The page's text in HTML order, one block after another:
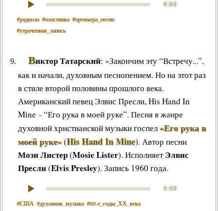
0:00
#радиола #пластинка #премьера_песни
#утраченная_запись
Виктор Татарский: «Закончим эту “Встречу...”,
как и начали, духовным песнопением. Но на этот раз
в стиле второй половины прошлого века.
Американский певец Элвис Пресли, His Hand In
Mine - “Его рука в моей руке”. Песня в жанре
духовной христианской музыки госпел«Его рука в
моей руке»(His Hand In Mine). Автор песни
Мози Листер(Mosie Lister). ИсполняетЭлвис
Пресли(Elvis Presley). Запись 1960 года.
0:00
#США #духовная_музыка #60‑е_годы_ХХ_века